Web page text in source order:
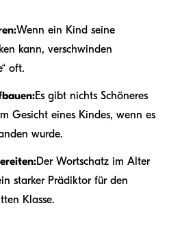
Wenn ein Kind seine
kann, verschwinden
oft.
Es gibt nichts Schöneres
Gesicht eines Kindes, wenn es
wurde.
Der Wortschatz im Alter
starker Prädiktor für den
Klasse.